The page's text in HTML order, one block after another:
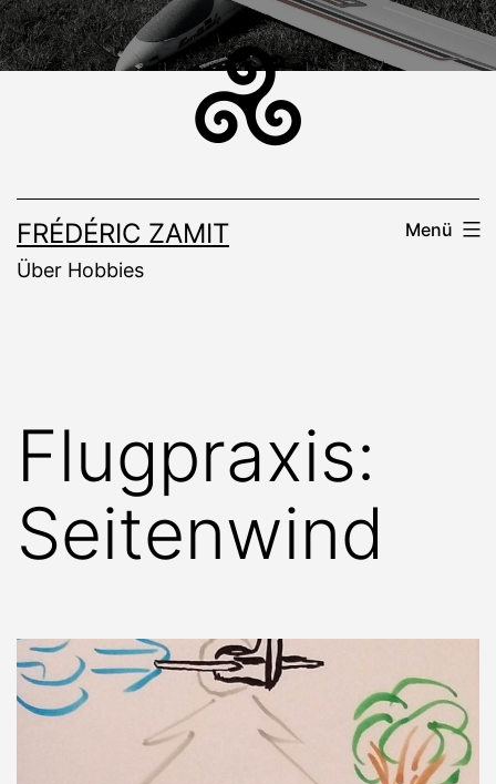
Zum
Inhalt
FRÉDÉRIC ZAMIT
Über Hobbies
Menü
Flugpraxis:
Seitenwind